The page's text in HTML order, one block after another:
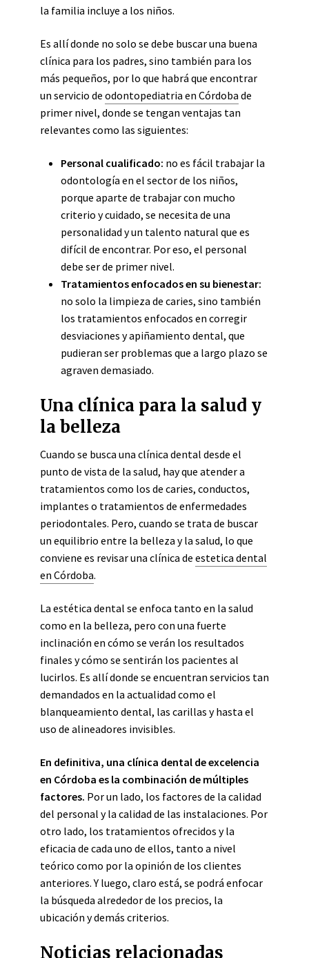
la familia incluye a los niños.
Es allí donde no solo se debe buscar una buena
clínica para los padres, sino también para los
más pequeños, por lo que habrá que encontrar
un servicio de odontopediatria en Córdoba de
primer nivel, donde se tengan ventajas tan
relevantes como las siguientes:
Personal cualificado: no es fácil trabajar la
odontología en el sector de los niños,
porque aparte de trabajar con mucho
criterio y cuidado, se necesita de una
personalidad y un talento natural que es
difícil de encontrar. Por eso, el personal
debe ser de primer nivel.
Tratamientos enfocados en su bienestar:
no solo la limpieza de caries, sino también
los tratamientos enfocados en corregir
desviaciones y apiñamiento dental, que
pudieran ser problemas que a largo plazo se
agraven demasiado.
Una clínica para la salud y
la belleza
Cuando se busca una clínica dental desde el
punto de vista de la salud, hay que atender a
tratamientos como los de caries, conductos,
implantes o tratamientos de enfermedades
periodontales. Pero, cuando se trata de buscar
un equilibrio entre la belleza y la salud, lo que
conviene es revisar una clínica de estetica dental
en Córdoba.
La estética dental se enfoca tanto en la salud
como en la belleza, pero con una fuerte
inclinación en cómo se verán los resultados
finales y cómo se sentirán los pacientes al
lucirlos. Es allí donde se encuentran servicios tan
demandados en la actualidad como el
blanqueamiento dental, las carillas y hasta el
uso de alineadores invisibles.
En definitiva, una clínica dental de excelencia
en Córdoba es la combinación de múltiples
factores. Por un lado, los factores de la calidad
del personal y la calidad de las instalaciones. Por
otro lado, los tratamientos ofrecidos y la
eficacia de cada uno de ellos, tanto a nivel
teórico como por la opinión de los clientes
anteriores. Y luego, claro está, se podrá enfocar
la búsqueda alrededor de los precios, la
ubicación y demás criterios.
Noticias relacionadas